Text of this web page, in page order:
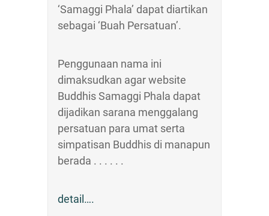
‘Samaggi Phala’ dapat diartikan
sebagai ‘Buah Persatuan’.
Penggunaan nama ini
dimaksudkan agar website
Buddhis Samaggi Phala dapat
dijadikan sarana menggalang
persatuan para umat serta
simpatisan Buddhis di manapun
berada . . . . . .
detail….